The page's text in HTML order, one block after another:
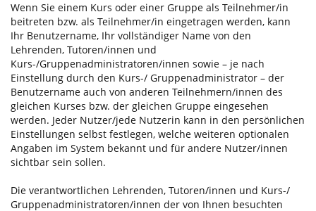
Wenn Sie einem Kurs oder einer Gruppe als Teilnehmer/in
beitreten bzw. als Teilnehmer/in eingetragen werden, kann
Ihr Benutzername, Ihr vollständiger Name von den
Lehrenden, Tutoren/innen und
Kurs-/Gruppenadministratoren/innen sowie – je nach
Einstellung durch den Kurs-/ Gruppenadministrator – der
Benutzername auch von anderen Teilnehmern/innen des
gleichen Kurses bzw. der gleichen Gruppe eingesehen
werden. Jeder Nutzer/jede Nutzerin kann in den persönlichen
Einstellungen selbst festlegen, welche weiteren optionalen
Angaben im System bekannt und für andere Nutzer/innen
sichtbar sein sollen.
Die verantwortlichen Lehrenden, Tutoren/innen und Kurs-/
Gruppenadministratoren/innen der von Ihnen besuchten